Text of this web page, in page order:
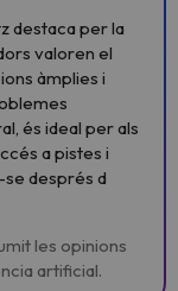
destaca per la
valoren el
àmplies i
és ideal per als
a pistes i
després d
les opinions
artificial.